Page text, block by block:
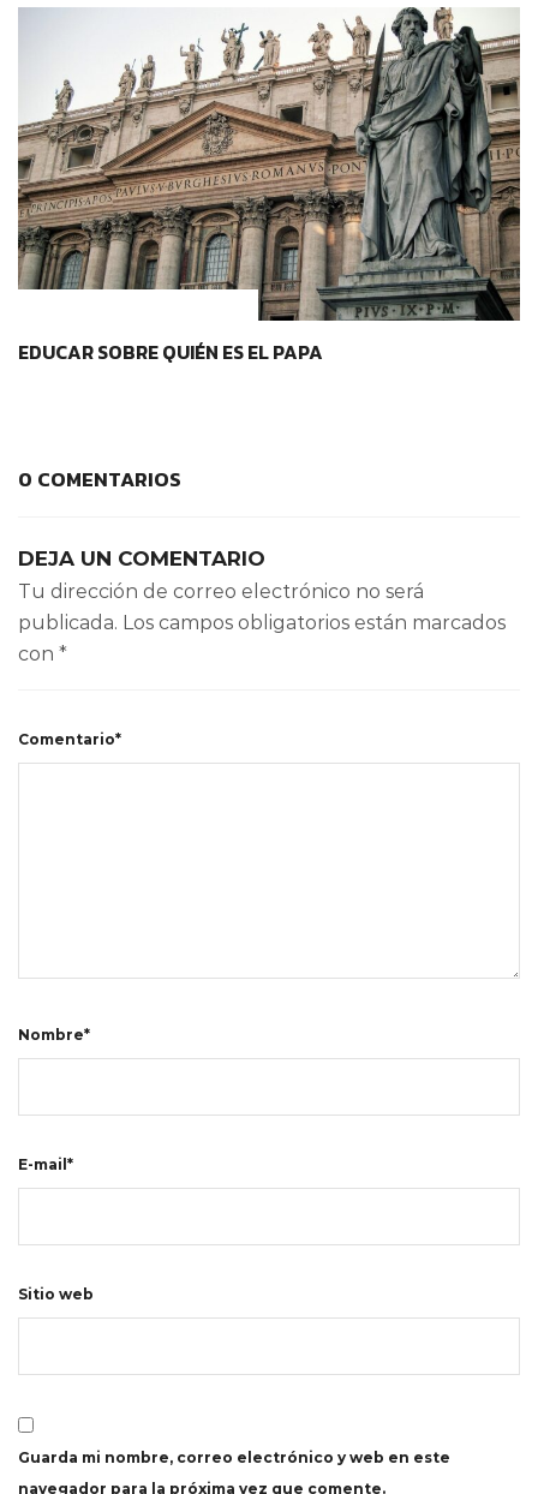
EDUCAR SOBRE QUIÉN ES EL PAPA
0 COMENTARIOS
DEJA UN COMENTARIO
Tu dirección de correo electrónico no será
publicada. Los campos obligatorios están marcados
con *
Comentario*
Nombre*
E-mail*
Sitio web
Guarda mi nombre, correo electrónico y web en este
navegador para la próxima vez que comente.